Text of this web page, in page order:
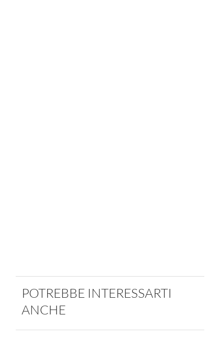
POTREBBE INTERESSARTI
ANCHE